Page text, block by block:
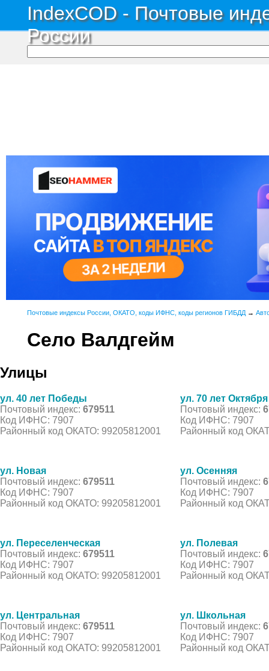
IndexCOD - Почтовые
России
Почтовые индексы России, ОКАТО, коды ИФНС, коды регионов ГИБДД →
Село Валдгейм
Улицы
ул. 40 лет Победы
Почтовый индекс: 679511
Код ИФНС: 7907
Районный код ОКАТО: 99205812001
ул. 70 лет Октября
Почтовый индекс:
Код ИФНС: 7907
Районный код
ул. Новая
Почтовый индекс: 679511
Код ИФНС: 7907
Районный код ОКАТО: 99205812001
ул. Осенняя
Почтовый индекс:
Код ИФНС: 7907
Районный код
ул. Переселенческая
Почтовый индекс: 679511
Код ИФНС: 7907
Районный код ОКАТО: 99205812001
ул. Полевая
Почтовый индекс:
Код ИФНС: 7907
Районный код
ул. Центральная
Почтовый индекс: 679511
Код ИФНС: 7907
Районный код ОКАТО: 99205812001
ул. Школьная
Почтовый индекс:
Код ИФНС: 7907
Районный код